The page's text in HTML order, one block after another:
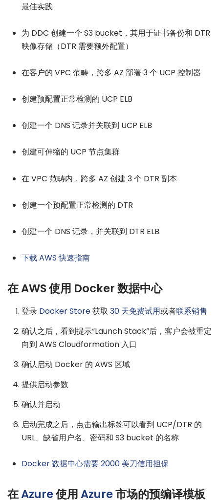
最佳实践
为 DDC 创建一个 S3 bucket，其用于证书备份和 DTR
映像存储（DTR 需要额外配置）
在客户的 VPC 范畴，跨多 AZ 部署 3 个 UCP 控制器
创建预配置正常检测的 UCP ELB
创建一个 DNS 记录并关联到 UCP ELB
创建可伸缩的 UCP 节点集群
在 VPC 范畴内，跨多 AZ 创建 3 个 DTR 副本
创建一个预配置正常检测的 DTR
创建一个 DNS 记录，并关联到 DTR ELB
下载 AWS 快速指南
在 AWS 使用 Docker 数据中心
登录 Docker Store获取 30 天免费试用或者联系销售
确认之后，看到提示“Launch Stack”后，客户会被重定
向到 AWS Cloudformation 入口
确认启动 Docker 的 AWS 区域
提供启动参数
确认并启动
启动完成之后，点击输出标签可以看到 UCP/DTR 的
URL、缺省用户名、密码和 S3 bucket 的名称
Docker 数据中心需要 2000 美刀信用担保
在Azure使用Azure市场的预编译模板